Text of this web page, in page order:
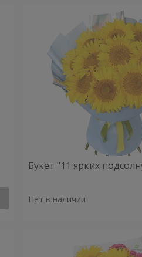
Букет "11 ярких
Нет в наличии